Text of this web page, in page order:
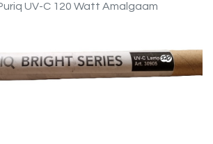
UV-C 120 Watt Amalgaam